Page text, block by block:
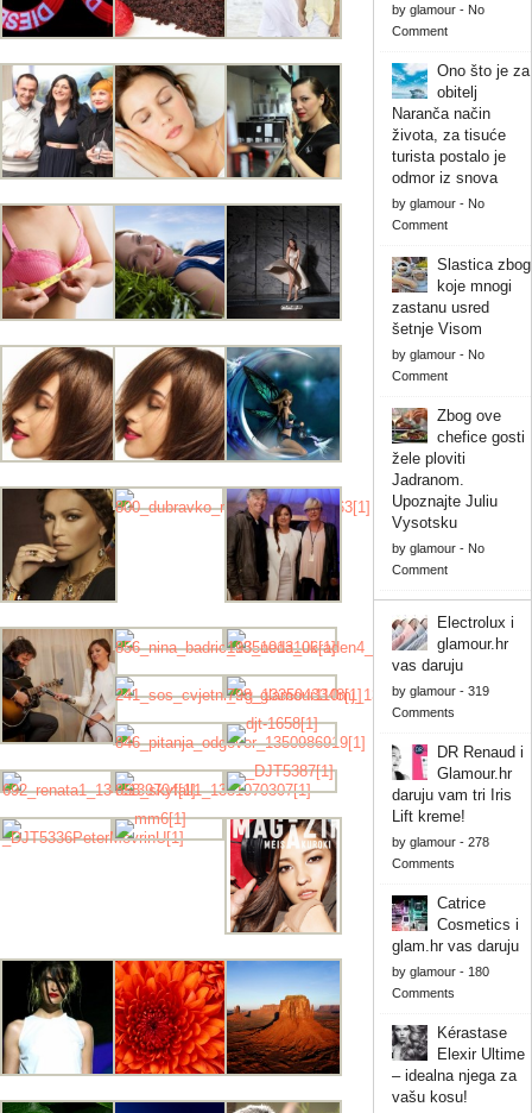
by glamour- No
Comment
Ono što je za
obitelj
Naranča način
života, za tisuće
turista postalo je
odmor iz snova
by glamour- No
Comment
Slastica zbog
koje mnogi
zastanu usred
šetnje Visom
by glamour- No
Comment
Zbog ove
chefice gosti
žele ploviti
Jadranom.
Upoznajte Juliu
Vysotsku
by glamour- No
Comment
Electrolux i
glamour.hr
vas daruju
by glamour- 319
Comments
DR Renaud i
Glamour.hr
daruju vam tri Iris
Lift kreme!
by glamour- 278
Comments
Catrice
Cosmetics i
glam.hr vas daruju
by glamour- 180
Comments
Kérastase
Elexir Ultime
– idealna njega za
vašu kosu!